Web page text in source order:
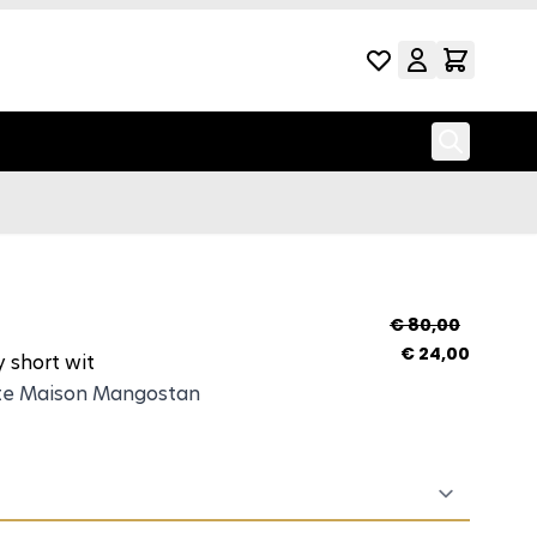
emboidery short
short wit
€ 80,00
€ 24,00
Maison Mangostan